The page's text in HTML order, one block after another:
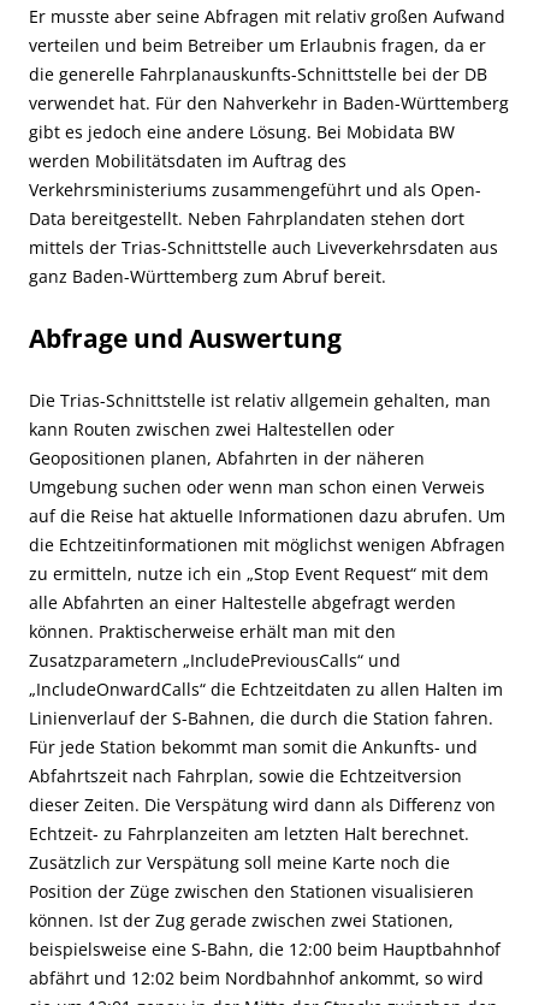
Er musste aber seine Abfragen mit relativ großen Aufwand
verteilen und beim Betreiber um Erlaubnis fragen, da er
die generelle Fahrplanauskunfts-Schnittstelle bei der DB
verwendet hat. Für den Nahverkehr in Baden-Württemberg
gibt es jedoch eine andere Lösung. Bei Mobidata BW
werden Mobilitätsdaten im Auftrag des
Verkehrsministeriums zusammengeführt und als Open-
Data bereitgestellt. Neben Fahrplandaten stehen dort
mittels der Trias-Schnittstelle auch Liveverkehrsdaten aus
ganz Baden-Württemberg zum Abruf bereit.
Abfrage und Auswertung
Die Trias-Schnittstelle ist relativ allgemein gehalten, man
kann Routen zwischen zwei Haltestellen oder
Geopositionen planen, Abfahrten in der näheren
Umgebung suchen oder wenn man schon einen Verweis
auf die Reise hat aktuelle Informationen dazu abrufen. Um
die Echtzeitinformationen mit möglichst wenigen Abfragen
zu ermitteln, nutze ich ein „Stop Event Request“ mit dem
alle Abfahrten an einer Haltestelle abgefragt werden
können. Praktischerweise erhält man mit den
Zusatzparametern „IncludePreviousCalls“ und
„IncludeOnwardCalls“ die Echtzeitdaten zu allen Halten im
Linienverlauf der S-Bahnen, die durch die Station fahren.
Für jede Station bekommt man somit die Ankunfts- und
Abfahrtszeit nach Fahrplan, sowie die Echtzeitversion
dieser Zeiten. Die Verspätung wird dann als Differenz von
Echtzeit- zu Fahrplanzeiten am letzten Halt berechnet.
Zusätzlich zur Verspätung soll meine Karte noch die
Position der Züge zwischen den Stationen visualisieren
können. Ist der Zug gerade zwischen zwei Stationen,
beispielsweise eine S-Bahn, die 12:00 beim Hauptbahnhof
abfährt und 12:02 beim Nordbahnhof ankommt, so wird